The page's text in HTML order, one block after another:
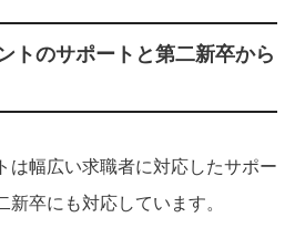
トのサポートと第二新卒から
は幅広い求職者に対応したサポー
新卒にも対応しています。